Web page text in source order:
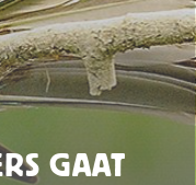
GAAT